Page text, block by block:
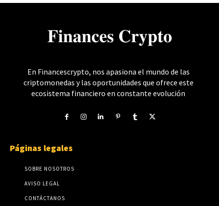
𝐅𝐢𝐧𝐚𝐧𝐜𝐞𝐬 𝐂𝐫𝐲𝐩𝐭𝐨
En Financescrypto, nos apasiona el mundo de las
criptomonedas y las oportunidades que ofrece este
ecosistema financiero en constante evolución
Páginas legales
SOBRE NOSOTROS
AVISO LEGAL
CONTÁCTANOS